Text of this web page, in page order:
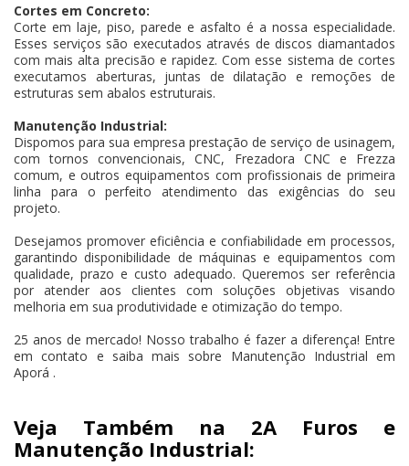
Cortes em Concreto:
Corte em laje, piso, parede e asfalto é a nossa especialidade.
Esses serviços são executados através de discos diamantados
com mais alta precisão e rapidez. Com esse sistema de cortes
executamos aberturas, juntas de dilatação e remoções de
estruturas sem abalos estruturais.
Manutenção Industrial:
Dispomos para sua empresa prestação de serviço de usinagem,
com tornos convencionais, CNC, Frezadora CNC e Frezza
comum, e outros equipamentos com profissionais de primeira
linha para o perfeito atendimento das exigências do seu
projeto.
Desejamos promover eficiência e confiabilidade em processos,
garantindo disponibilidade de máquinas e equipamentos com
qualidade, prazo e custo adequado. Queremos ser referência
por atender aos clientes com soluções objetivas visando
melhoria em sua produtividade e otimização do tempo.
25 anos de mercado! Nosso trabalho é fazer a diferença! Entre
em contato e saiba mais sobre Manutenção Industrial em
Aporá .
Veja Também na 2A Furos e
Manutenção Industrial: